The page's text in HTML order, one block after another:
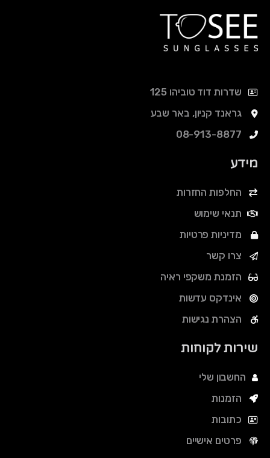
שדרות דוד טוביהו 125
גראנד קניון, באר שבע
08-913-8877
מידע
החלפות החזרות
תנאי שימוש
מדיניות פרטיות
צרו קשר
הזמנת משקפי ראיה
אינדקס עדשות
הצהרת נגישות
שירות לקוחות
החשבון שלי
הזמנות
כתובות
פרטים אישיים